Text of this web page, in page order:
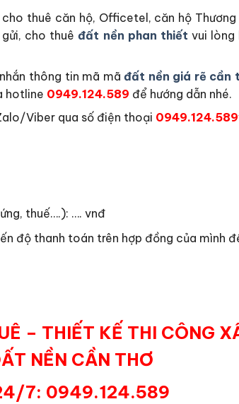
thuê căn hộ, Officetel, căn hộ Thương
gửi, cho thuêđất nền phan thiết vui lòng
thông tin mã mãđất nền giá rẽ cần
hotline 0949.124.589 để hướng dẫn nhé.
Viber qua số điện thoại 0949.124.589
thuế….): …. vnđ
độ thanh toán trên hợp đồng của mình
– THIẾT KẾ THI CÔNG
NỀN CẦN THƠ
7: 0949.124.589